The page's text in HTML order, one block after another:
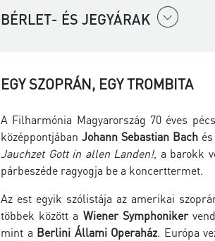
BÉRLET- ÉS JEGYÁRAK
EGY SZOPRÁN, EGY TROMBITA
A Filharmónia Magyarország 70 éves
középpontjában Johann Sebastian Bachés
Jauchzet Gott in allen Landen!, a barokk
párbeszéde ragyogja be a koncerttermet.
Az est egyik szólistája az amerikai
többek között a Wiener Symphoniker
mint a Berlini Állami Operaház. Európa